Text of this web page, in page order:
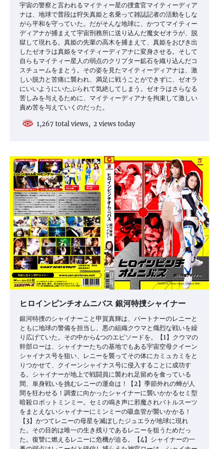
宇宙の警察と言われるマイティー星の捜査官マイティーディア
ナは、地球で普段は狩矢真姫と名乗って雑誌記者の活動をしな
がら平和を守っていた。だがそんな地球に、かつてマイティー
ディアナが捕まえて宇宙刑務所に送り込んだ魔女ゼオラが、脱
獄して現れる。真姫の先輩の高木を捕まえて、真姫をおびき出
したゼオラは真姫をマイティーディアナに変身させる。そして
自らもマイティー星人の弱点のクリプター鉱石を織り込んだコ
スチュームをまとう。その姿を見たマイティーディアナは、激
しい脱力と苦痛に襲われ、満足に戦うことができずに、ゼオラ
にいいようにいたぶられて気絶してしまう。ゼオラはさらなる
苦しみを与えるために、マイティーディアナを拘束して激しい
責め苦を与えていくのだった。
1,267 total views, 2 views today
ヒロインピンチオムニバス 銀河特捜シャイナー
銀河特捜のシャイナーこと甲賀真輝は、パートナーのレニーと
ともに地球の警備を担当し、悪の組織クウマと熾烈な戦いを繰
り広げていた。その中から4つのエピソードを。【1】クウマの
幹部ローは、シャイナーたちの基地でもある宇宙空母クイーン
シャイナス号を狙い、レニーを襲ってその体にカミュカミをと
りつかせて、クイーンシャイナス号に侵入することに成功す
る。シャイナーが地上で戦闘員に襲われ足留めを食っている
間、単身戦いを挑むレニーの運命は！【2】季節外れの蝉が人
間を狂わせる！調査に向かったシャイナーに襲いかかるセミ型
暗殺ロボットミンミー。セミの鳴き声に邪魔されバトルスーツ
をまとえないシャイナーにミンミーの吸血管が襲いかかる！
【3】かつてレニーの母星を滅ぼしたジュエラが地球に現れ
た。その目的は唯一の生き残りであるレニーを狙うためだっ
た。復讐に燃えるレニーに危機が迫る。【4】シャイナーの一